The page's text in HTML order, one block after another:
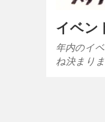
イベン
年内のイ
ね決まり